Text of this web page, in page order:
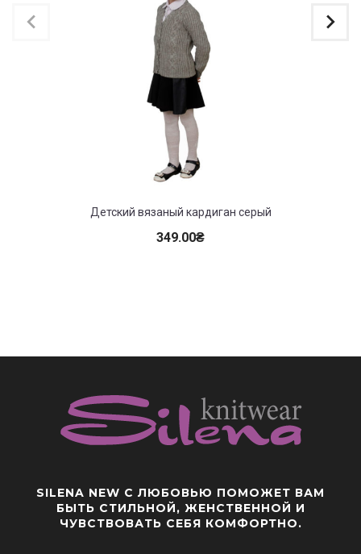
Детский вязаный кардиган серый
349.00₴
SILENA NEW С ЛЮБОВЬЮ ПОМОЖЕТ ВАМ
БЫТЬ СТИЛЬНОЙ, ЖЕНСТВЕННОЙ И
ЧУВСТВОВАТЬ СЕБЯ КОМФОРТНО.